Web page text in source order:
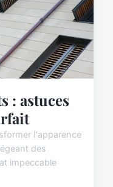
: astuces
l'apparence
des
impeccable